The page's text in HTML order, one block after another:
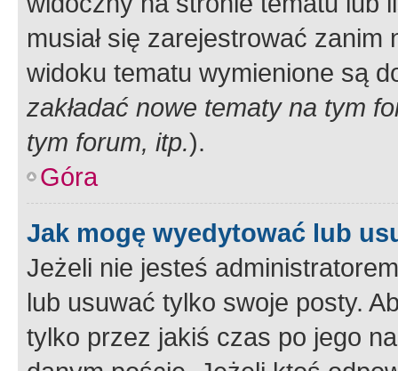
musiał się zarejestrować
widoku tematu wymienione są
zakładać nowe tematy na tym
tym forum, itp.).
Góra
Jak mogę wyedytować lub
Jeżeli nie jesteś
lub usuwać tylko swoje posty.
tylko przez jakiś czas po jego